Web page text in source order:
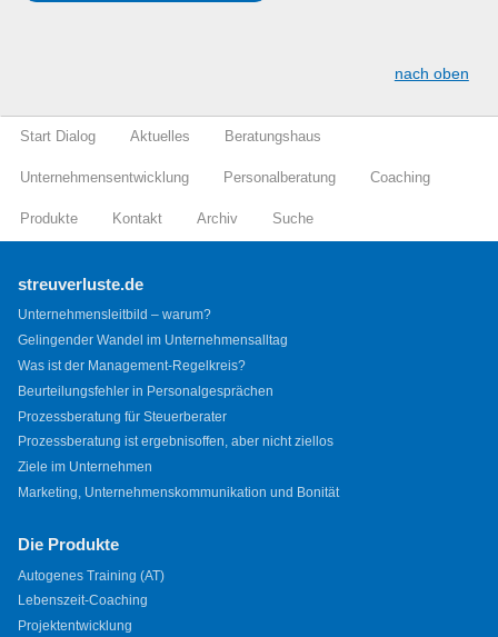
nach oben
Start Dialog Aktuelles Beratungshaus
Unternehmensentwicklung Personalberatung Coaching
Produkte Kontakt Archiv Suche
streuverluste.de
Unternehmensleitbild – warum?
Gelingender Wandel im Unternehmensalltag
Was ist der Management-Regelkreis?
Beurteilungsfehler in Personalgesprächen
Prozessberatung für Steuerberater
Prozessberatung ist ergebnisoffen, aber nicht ziellos
Ziele im Unternehmen
Marketing, Unternehmenskommunikation und Bonität
Die Produkte
Autogenes Training (AT)
Lebenszeit-Coaching
Projektentwicklung